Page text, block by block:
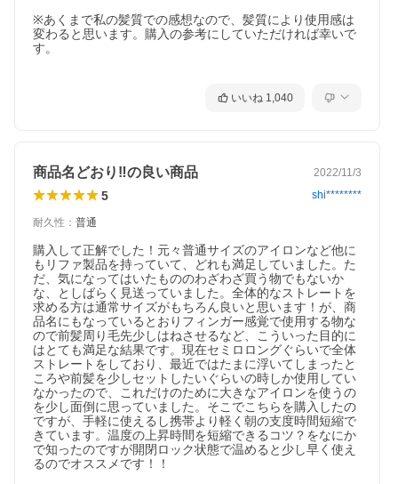
※あくまで私の髪質での感想なので、髪質により使用感は
変わると思います。購入の参考にしていただければ幸いで
す。
いいね 1,040
商品名どおり‼︎の良い商品 2022/11/3
5 shi********
耐久性 ： 普通
購入して正解でした！元々普通サイズのアイロンなど他に
もリファ製品を持っていて、どれも満足していました。た
だ、気になってはいたもののわざわざ買う物でもないか
な、としばらく見送っていました。全体的なストレートを
求める方は通常サイズがもちろん良いと思います！が、商
品名にもなっているとおりフィンガー感覚で使用する物な
ので前髪周り毛先少しはねさせるなど、こういった目的に
はとても満足な結果です。現在セミロロングぐらいで全体
ストレートをしており、最近ではたまに浮いてしまったと
ころや前髪を少しセットしたいぐらいの時しか使用してい
なかったので、これだけのために大きなアイロンを使うの
を少し面倒に思っていました。そこでこちらを購入したの
ですが、手軽に使えるし携帯より軽く朝の支度時間短縮で
きています。温度の上昇時間を短縮できるコツ？をなにか
で知ったのですが開閉ロック状態で温めると少し早く使え
るのでオススメです！！